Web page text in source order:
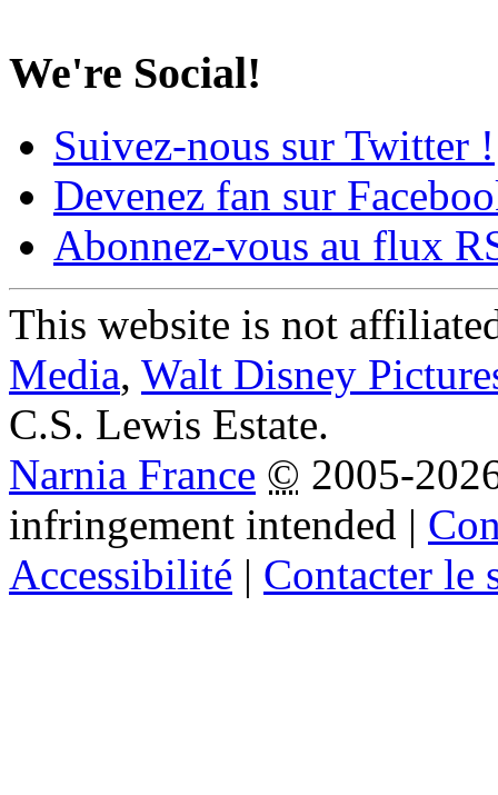
We're Social!
Suivez-nous sur Twitter !
Devenez fan sur
Abonnez-vous au flux
This website is not
Media, Walt Disney
C.S. Lewis Estate.
Narnia France © 2005-
infringement intended |
Accessibilité | Contacter le